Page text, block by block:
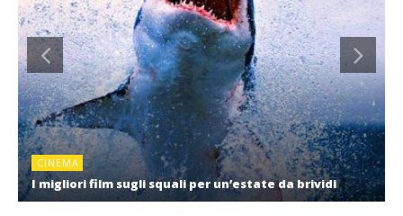
CINEMA
I migliori film sugli squali per un’estate da brividi